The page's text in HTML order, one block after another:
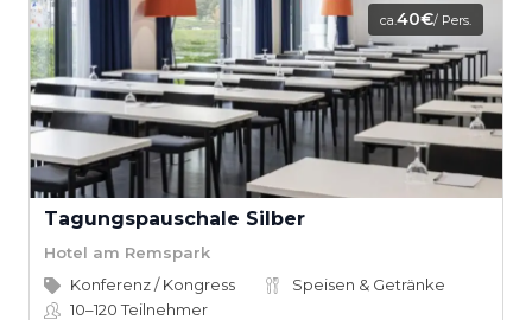
ca.40€/ Pers.
Tagungspauschale Silber
Hotel am Remspark
Konferenz / Kongress
Speisen & Getränke
10–120Teilnehmer